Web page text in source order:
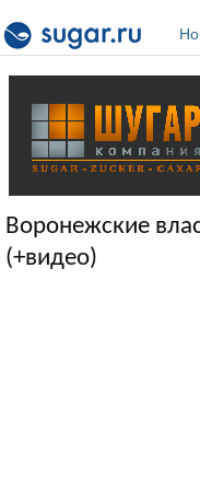
Воронежские
(+видео)